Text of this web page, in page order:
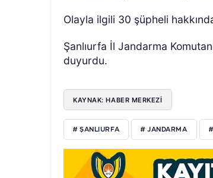
Olayla ilgili 30 şüpheli
Şanlıurfa İl Jandarma
duyurdu.
KAYNAK: HABER MERKEZİ
# ŞANLIURFA # JANDARMA